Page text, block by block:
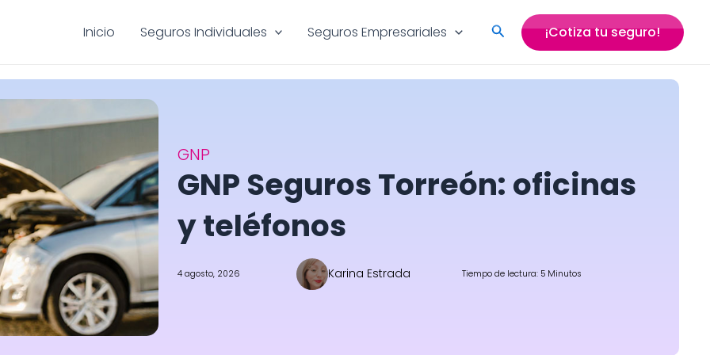
Inicio Seguros Individuales Seguros Empresariales Search ¡Cotiza tu seguro!
GNP
GNP Seguros Torreón: oficinas
y teléfonos
4 agosto, 2026 Karina Estrada Tiempo de lectura: 5 Minutos